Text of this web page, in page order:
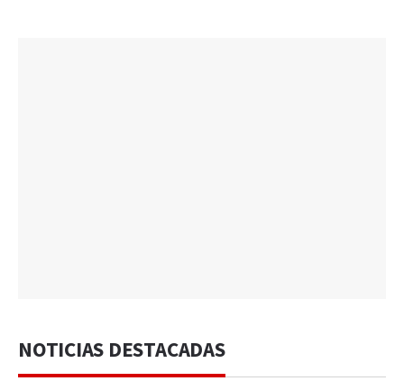
NOTICIAS DESTACADAS